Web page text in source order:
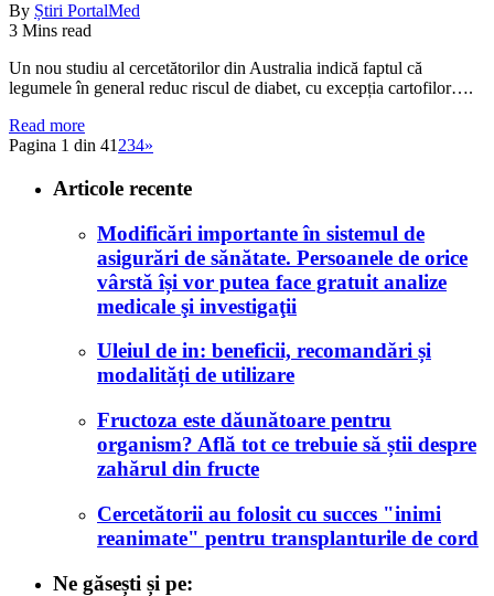
By Știri PortalMed
3 Mins read
Un nou studiu al cercetătorilor din Australia indică faptul că
legumele în general reduc riscul de diabet, cu excepția cartofilor….
Read more
Pagina 1 din 41 234»
Articole recente
Modificări importante în sistemul de
asigurări de sănătate. Persoanele de orice
vârstă își vor putea face gratuit analize
medicale şi investigaţii
Uleiul de in: beneficii, recomandări și
modalități de utilizare
Fructoza este dăunătoare pentru
organism? Află tot ce trebuie să știi despre
zahărul din fructe
Cercetătorii au folosit cu succes "inimi
reanimate" pentru transplanturile de cord
Ne găsești și pe: